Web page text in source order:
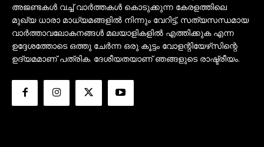
അജണ്ടകൾ വച്ച് വാർത്തകൾ കൊടുക്കുന്ന കേരളത്തിലെ
മുഖ്യ ധാരാ മാധ്യമങ്ങളിൽ നിന്നും വേറിട്ട്, സത്യസന്ധമായ
വാർത്താവലോകനങ്ങൾ മലയാളികളിൽ എത്തിക്കുക എന്ന
ഉദ്ദേശത്തോടെ ഒത്തു ചേർന്ന ഒരു കൂട്ടം വോളന്റിയേഴ്‌സിന്റെ
ഉദ്യമമാണ് പത്രിക. ദേശീയതയാണ് ഞങ്ങളുടെ രാഷ്ട്രീയം.